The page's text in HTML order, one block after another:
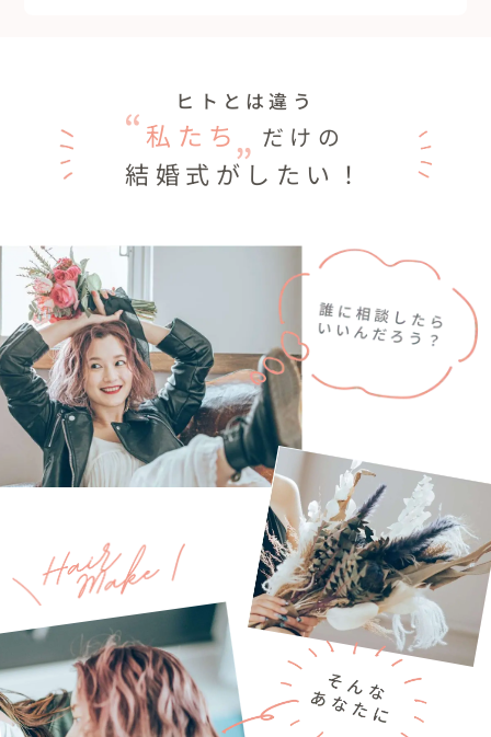
ヒトとは違う
私たち だけの
結婚式がしたい！